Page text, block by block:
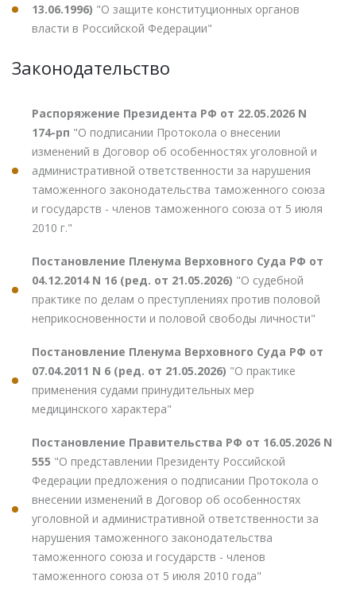
13.06.1996) "О защите конституционных органов
власти в Российской Федерации"
Законодательство
Распоряжение Президента РФ от 22.05.2026 N
174-рп "О подписании Протокола о внесении
изменений в Договор об особенностях уголовной и
административной ответственности за нарушения
таможенного законодательства таможенного союза
и государств - членов таможенного союза от 5 июля
2010 г."
Постановление Пленума Верховного Суда РФ от
04.12.2014 N 16 (ред. от 21.05.2026) "О судебной
практике по делам о преступлениях против половой
неприкосновенности и половой свободы личности"
Постановление Пленума Верховного Суда РФ от
07.04.2011 N 6 (ред. от 21.05.2026) "О практике
применения судами принудительных мер
медицинского характера"
Постановление Правительства РФ от 16.05.2026 N
555 "О представлении Президенту Российской
Федерации предложения о подписании Протокола о
внесении изменений в Договор об особенностях
уголовной и административной ответственности за
нарушения таможенного законодательства
таможенного союза и государств - членов
таможенного союза от 5 июля 2010 года"